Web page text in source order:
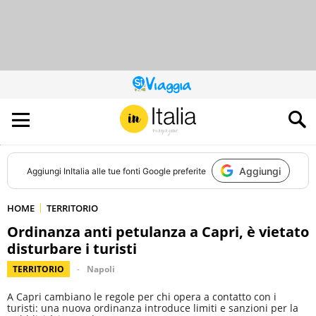
QUESTO
SITO
CONTRIBUISCE
ALL’AUDIENCE
DI
Aggiungi InItalia alle tue fonti Google preferite Aggiungi
HOME TERRITORIO
Ordinanza anti petulanza a Capri, è vietato
disturbare i turisti
TERRITORIO Napoli
A Capri cambiano le regole per chi opera a contatto con i
turisti: una nuova ordinanza introduce limiti e sanzioni per la